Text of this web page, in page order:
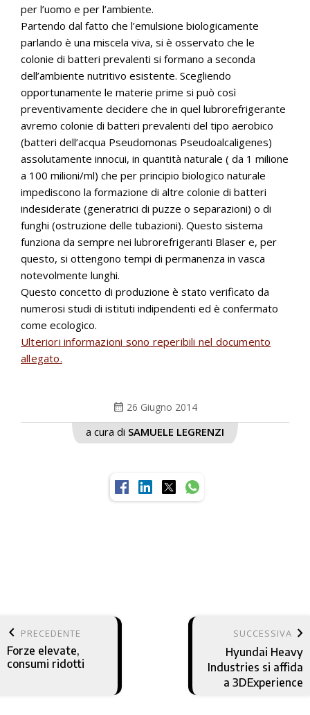
per l’uomo e per l’ambiente.
Partendo dal fatto che l’emulsione biologicamente
parlando è una miscela viva, si è osservato che le
colonie di batteri prevalenti si formano a seconda
dell’ambiente nutritivo esistente. Scegliendo
opportunamente le materie prime si può così
preventivamente decidere che in quel lubrorefrigerante
avremo colonie di batteri prevalenti del tipo aerobico
(batteri dell’acqua Pseudomonas Pseudoalcaligenes)
assolutamente innocui, in quantità naturale ( da 1 milione
a 100 milioni/ml) che per principio biologico naturale
impediscono la formazione di altre colonie di batteri
indesiderate (generatrici di puzze o separazioni) o di
funghi (ostruzione delle tubazioni). Questo sistema
funziona da sempre nei lubrorefrigeranti Blaser e, per
questo, si ottengono tempi di permanenza in vasca
notevolmente lunghi.
Questo concetto di produzione è stato verificato da
numerosi studi di istituti indipendenti ed è confermato
come ecologico.
Ulteriori informazioni sono reperibili nel documento
allegato.
calendar_month 26 Giugno 2014
a cura di SAMUELE LEGRENZI
keyboard_arrow_left PRECEDENTE
Forze elevate,
consumi ridotti
SUCCESSIVA keyboard_arrow_right
Hyundai Heavy
Industries si affida
a 3DExperience